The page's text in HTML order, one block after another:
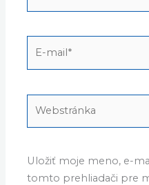
Uložiť moje meno, e-
tomto prehliadači pre